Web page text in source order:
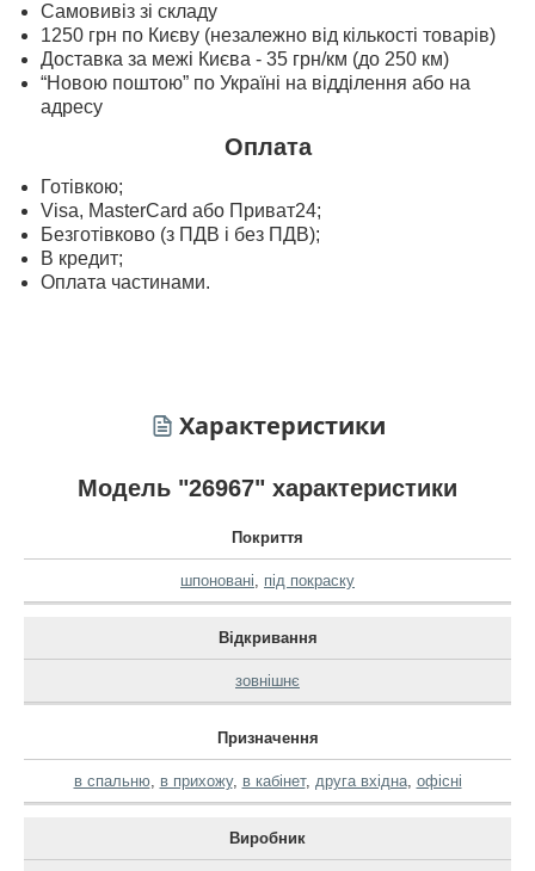
Самовивіз зі складу
1250 грн по Києву (незалежно від кількості товарів)
Доставка за межі Києва - 35 грн/км (до 250 км)
“Новою поштою” по Україні на відділення або на
адресу
Оплата
Готівкою;
Visa, MasterСard або Приват24;
Безготівково (з ПДВ і без ПДВ);
В кредит;
Оплата частинами.
Характеристики
Модель "26967" характеристики
Покриття
шпоновані, під покраску
Відкривання
зовнішнє
Призначення
в спальню, в прихожу, в кабінет, друга вхідна, офісні
Виробник